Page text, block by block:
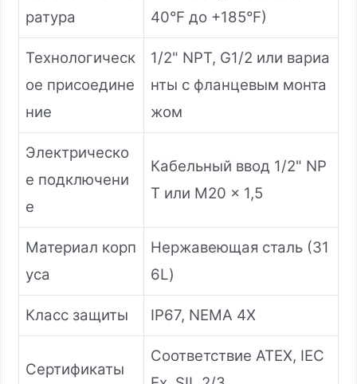
ратура
40°F до +185°F)
Технологическ
ое присоедине
ние
1/2" NPT, G1/2 или вариа
нты с фланцевым монта
жом
Электрическо
е подключени
е
Кабельный ввод 1/2" NP
T или M20 x 1,5
Материал корп
уса
Нержавеющая сталь (31
6L)
Класс защиты IP67, NEMA 4X
Сертификаты
Соответствие ATEX, IEC